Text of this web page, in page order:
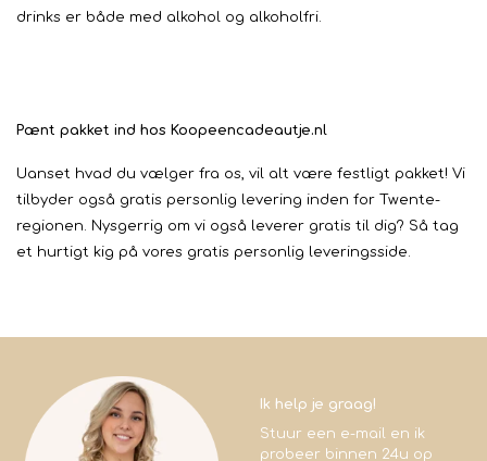
drinks er både med alkohol og alkoholfri.
Pænt pakket ind hos Koopeencadeautje.nl
Uanset hvad du vælger fra os, vil alt være festligt pakket! Vi
tilbyder også gratis personlig levering inden for Twente-
regionen. Nysgerrig om vi også leverer gratis til dig? Så tag
et hurtigt kig på vores gratis personlig leveringsside.
Ik help je graag!
Stuur een e-mail en ik
probeer binnen 24u op